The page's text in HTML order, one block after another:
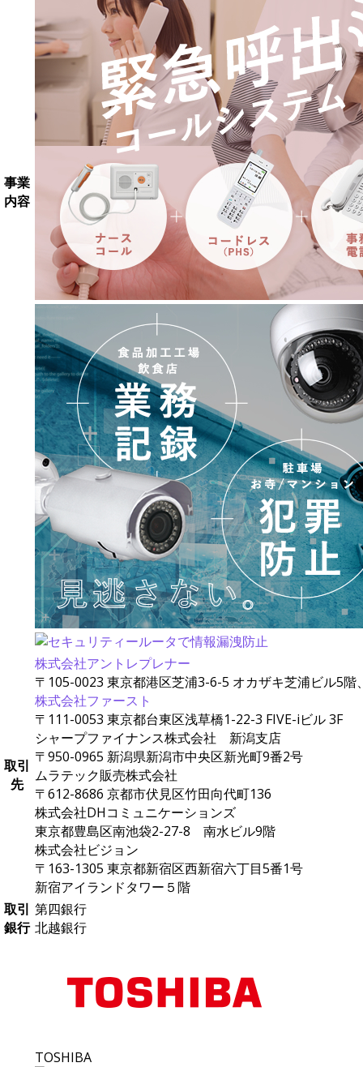
事業
内容
取引
先
株式会社アントレプレナー
〒105-0023 東京都港区芝浦3-6-5 オカザキ芝浦ビル5階
株式会社ファースト
〒111-0053 東京都台東区浅草橋1-22-3 FIVE-iビル 3F
シャープファイナンス株式会社 新潟支店
〒950-0965 新潟県新潟市中央区新光町9番2号
ムラテック販売株式会社
〒612-8686 京都市伏見区竹田向代町136
株式会社DHコミュニケーションズ
東京都豊島区南池袋2-27-8 南水ビル9階
株式会社ビジョン
〒163-1305 東京都新宿区西新宿六丁目5番1号
新宿アイランドタワー５階
取引
銀行
第四銀行
北越銀行
TOSHIBA